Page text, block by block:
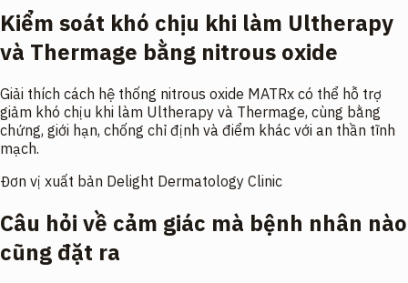
Kiểm soát khó chịu khi làm Ultherapy
và Thermage bằng nitrous oxide
Giải thích cách hệ thống nitrous oxide MATRx có thể hỗ trợ
giảm khó chịu khi làm Ultherapy và Thermage, cùng bằng
chứng, giới hạn, chống chỉ định và điểm khác với an thần tĩnh
mạch.
Đơn vị xuất bản Delight Dermatology Clinic
Câu hỏi về cảm giác mà bệnh nhân nào
cũng đặt ra